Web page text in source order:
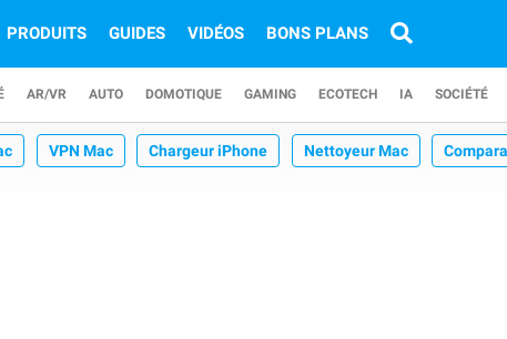
PRODUITS GUIDES VIDÉOS BONS PLANS
AR/VR AUTO DOMOTIQUE GAMING ECOTECH IA SOCIÉTÉ
VPN Mac Chargeur iPhone Nettoyeur Mac